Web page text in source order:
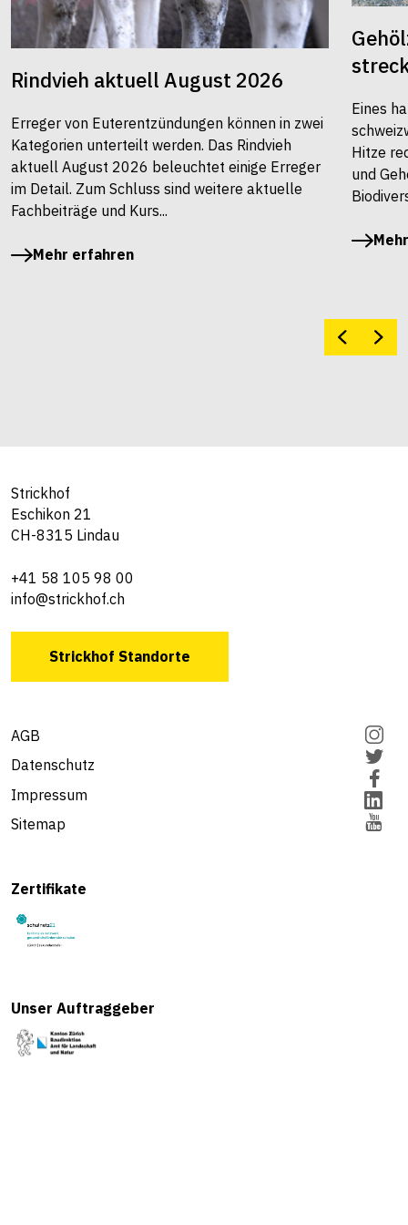
Rindvieh aktuell August 2026
Erreger von Euterentzündungen können in zwei
Kategorien unterteilt werden. Das Rindvieh
aktuell August 2026 beleuchtet einige Erreger
im Detail. Zum Schluss sind weitere aktuelle
Fachbeiträge und Kurs...
Mehr erfahren
Eines
Hitze
und
Strickhof
Eschikon 21
CH-8315 Lindau
+41 58 105 98 00
info@strickhof.ch
Strickhof Standorte
AGB
Datenschutz
Impressum
Sitemap
Zertifikate
Unser Auftraggeber